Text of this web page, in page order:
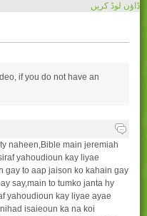
ڈاؤن لوڈ کریں
if you do not have an
naheen,Bible main jeremiah
yahoudioun kay liyae
gay to aap jaison ko kahain gay
say,main to tumko janta hy
yahoudioun kay liyae ayae
isaieoun ka na koi